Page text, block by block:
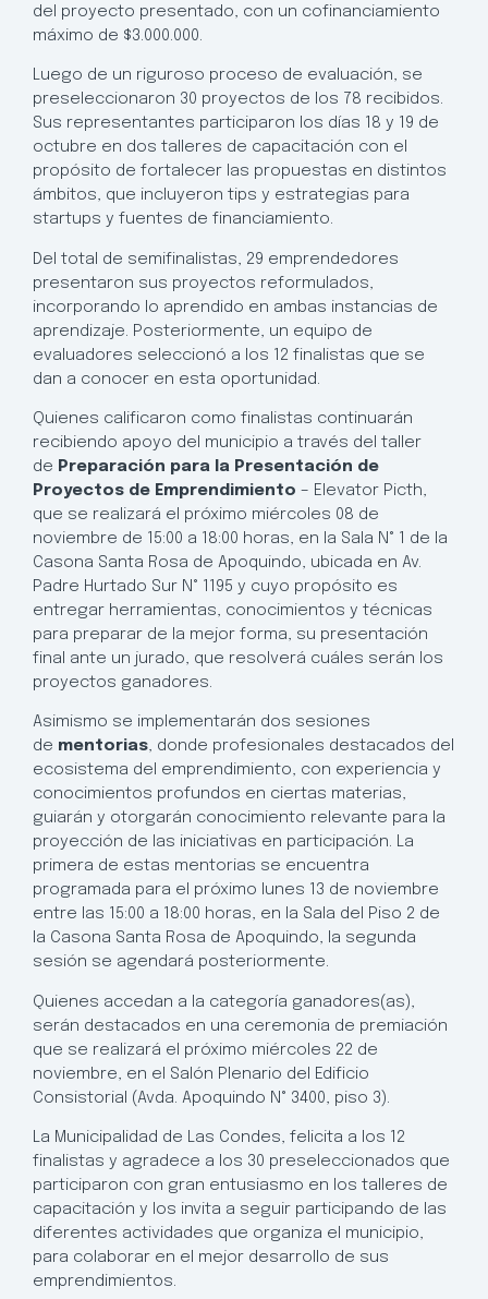
del proyecto presentado, con un cofinanciamiento
máximo de $3.000.000.
Luego de un riguroso proceso de evaluación, se
preseleccionaron 30 proyectos de los 78 recibidos.
Sus representantes participaron los días 18 y 19 de
octubre en dos talleres de capacitación con el
propósito de fortalecer las propuestas en distintos
ámbitos, que incluyeron tips y estrategias para
startups y fuentes de financiamiento.
Del total de semifinalistas, 29 emprendedores
presentaron sus proyectos reformulados,
incorporando lo aprendido en ambas instancias de
aprendizaje. Posteriormente, un equipo de
evaluadores seleccionó a los 12 finalistas que se
dan a conocer en esta oportunidad.
Quienes calificaron como finalistas continuarán
recibiendo apoyo del municipio a través del taller
de Preparación para la Presentación de
Proyectos de Emprendimiento – Elevator Picth,
que se realizará el próximo miércoles 08 de
noviembre de 15:00 a 18:00 horas, en la Sala N° 1 de la
Casona Santa Rosa de Apoquindo, ubicada en Av.
Padre Hurtado Sur N° 1195 y cuyo propósito es
entregar herramientas, conocimientos y técnicas
para preparar de la mejor forma, su presentación
final ante un jurado, que resolverá cuáles serán los
proyectos ganadores.
Asimismo se implementarán dos sesiones
de mentorias, donde profesionales destacados del
ecosistema del emprendimiento, con experiencia y
conocimientos profundos en ciertas materias,
guiarán y otorgarán conocimiento relevante para la
proyección de las iniciativas en participación. La
primera de estas mentorias se encuentra
programada para el próximo lunes 13 de noviembre
entre las 15:00 a 18:00 horas, en la Sala del Piso 2 de
la Casona Santa Rosa de Apoquindo, la segunda
sesión se agendará posteriormente.
Quienes accedan a la categoría ganadores(as),
serán destacados en una ceremonia de premiación
que se realizará el próximo miércoles 22 de
noviembre, en el Salón Plenario del Edificio
Consistorial (Avda. Apoquindo N° 3400, piso 3).
La Municipalidad de Las Condes, felicita a los 12
finalistas y agradece a los 30 preseleccionados que
participaron con gran entusiasmo en los talleres de
capacitación y los invita a seguir participando de las
diferentes actividades que organiza el municipio,
para colaborar en el mejor desarrollo de sus
emprendimientos.